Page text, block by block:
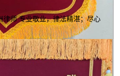
律师 专业敬业，律法精湛；尽心